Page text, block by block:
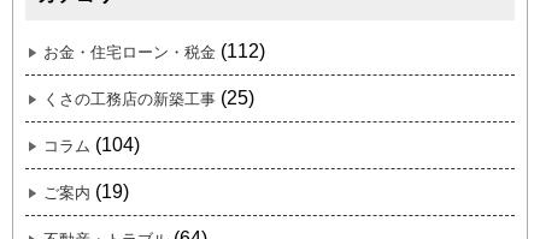
お金・住宅ローン・税金 (112)
くさの工務店の新築工事 (25)
コラム (104)
ご案内 (19)